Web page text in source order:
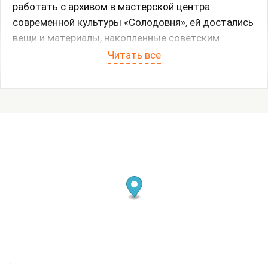
работать с архивом в мастерской центра
современной культуры «Солодовня», ей достались
вещи и материалы, накопленные советским
художником за годы работы: чертежи, рисунки и
в новый мир. Вершиной его карьеры была
должность главного художника ВДНХ с 1985 года
Читать все